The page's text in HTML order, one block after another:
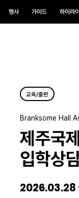
행사 가이드 하이라
교육/출판
Branksome Hall
제주국
입학상